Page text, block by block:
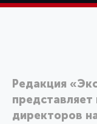
Редакция
директоров